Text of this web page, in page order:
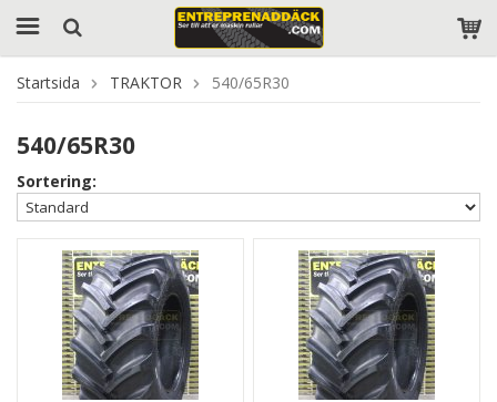
Startsida TRAKTOR 540/65R30
540/65R30
Sortering: